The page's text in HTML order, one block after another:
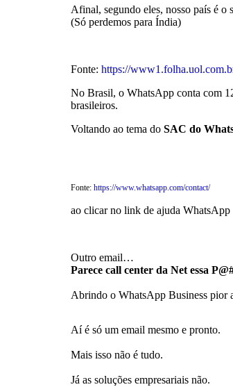
Afinal, segundo eles, nosso país é o
(Só perdemos para Índia)
Fonte: https://
No Brasil, o WhatsApp conta com
brasileiros.
Voltando ao tema do SAC do
Fonte: https://www.whatsapp.com/contact/
ao clicar no link de ajuda WhatsApp
Outro email…
Parece call center da Net essa
Abrindo o WhatsApp Business pior
Aí é só um email mesmo e pronto.
Mais isso não é tudo.
Já as soluções empresariais não.